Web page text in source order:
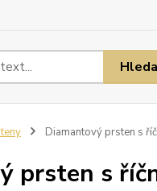
Diamantový prsten s
prsten s